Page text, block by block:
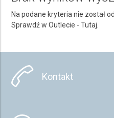
Na podane kryteria nie został
Sprawdź w Outlecie -Tutaj.
Kontakt